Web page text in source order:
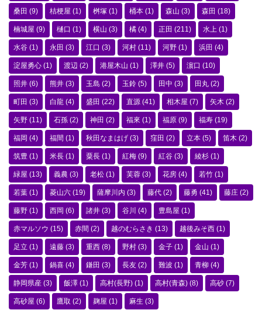
桑田 (9) 桔梗屋 (1) 桝塚 (1) 桶本 (1) 森山 (3) 森田 (18)
楠城屋 (9) 樋口 (1) 横山 (3) 橘 (4) 正田 (211) 水上 (1)
水谷 (1) 永田 (3) 江口 (3) 河村 (11) 河野 (1) 浜田 (4)
淀屋勇心 (1) 渡辺 (2) 港屋木山 (1) 澤井 (5) 濵口 (10)
照井 (6) 熊井 (3) 玉島 (2) 玉鈴 (5) 田中 (3) 田丸 (2)
町田 (3) 白龍 (4) 盛田 (22) 直源 (41) 相木屋 (7) 矢木 (2)
矢野 (11) 石孫 (2) 神田 (2) 福來 (1) 福原 (9) 福寿 (19)
福岡 (4) 福間 (1) 秋田なまはげ (3) 窪田 (2) 立本 (5) 笛木 (2)
筑豊 (1) 米長 (1) 粟長 (1) 紅梅 (9) 紅谷 (3) 綾杉 (1)
緑屋 (13) 義農 (3) 老松 (1) 芙蓉 (3) 花房 (4) 若竹 (1)
若葉 (1) 菱山六 (19) 薩摩川内 (3) 藤代 (2) 藤勇 (41) 藤庄 (2)
藤野 (1) 西岡 (6) 諸井 (3) 谷川 (4) 豊島屋 (1)
赤マルソウ (15) 赤間 (2) 越のむらさき (13) 越後みそ西 (1)
足立 (1) 遠藤 (3) 重西 (8) 野村 (3) 金子 (1) 金山 (1)
金芳 (1) 鍋喜 (4) 鎌田 (3) 長友 (2) 難波 (1) 青柳 (4)
静岡県産 (3) 飯澤 (1) 高村(長野) (1) 高村(青森) (8) 高砂 (7)
高砂屋 (6) 鷹取 (2) 麹屋 (1) 麻生 (3)